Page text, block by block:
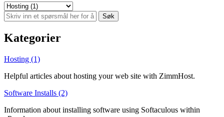
Kategorier
Hosting (1)
Helpful articles about hosting your web site with ZimmHost.
Software Installs (2)
Information about installing software using Softaculous within